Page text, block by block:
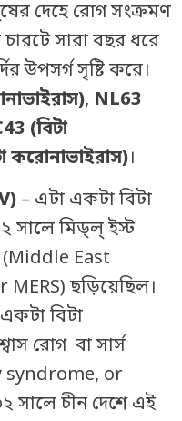
দেহে রোগ সংক্রমণ
সারা বছর ধরে
উপসর্গ সৃষ্টি করে।
, NL63
(বিটা
করোনাভাইরাস)।
– এটা একটা বিটা
সালে মিড্ল্ ইস্ট
(Middle East
ছড়িয়েছিল।
বিটা
রোগ বা সার্স
syndrome, or
সালে চীন দেশে এই